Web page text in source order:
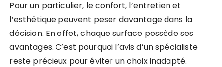
Pour un particulier, le confort, l’entretien et
l’esthétique peuvent peser davantage dans la
décision. En effet, chaque surface possède ses
avantages. C’est pourquoi l’avis d’un spécialiste
reste précieux pour éviter un choix inadapté.